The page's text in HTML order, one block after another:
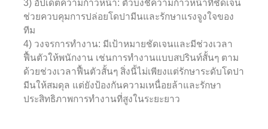
3) อัปเดตความก้าวหน้า: ตัวบ่งชี้ความก้าวหน้าที่ชัดเจน
ช่วยควบคุมการปล่อยโดปามีนและรักษาแรงจูงใจของ
ทีม
4) วงจรการทำงาน: มีเป้าหมายชัดเจนและมีช่วงเวลา
ฟื้นตัวให้พนักงาน เช่นการทำงานแบบสปรินท์สั้นๆ ตาม
ด้วยช่วงเวลาฟื้นตัวสั้นๆ สิ่งนี้ไม่เพียงแต่รักษาระดับโดปา
มีนให้สมดุล แต่ยังป้องกันความเหนื่อยล้าและรักษา
ประสิทธิภาพการทำงานที่สูงในระยะยาว